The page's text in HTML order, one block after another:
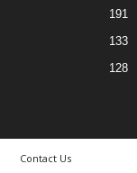
191
133
128
Contact Us